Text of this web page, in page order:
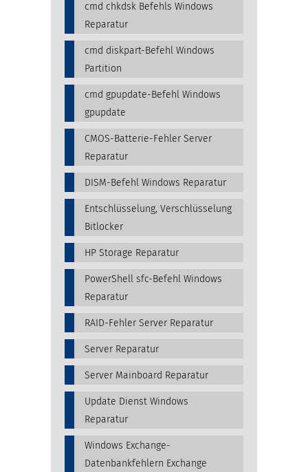
cmd chkdsk Befehls Windows
Reparatur
cmd diskpart-Befehl Windows
Partition
cmd gpupdate-Befehl Windows
gpupdate
CMOS-Batterie-Fehler Server
Reparatur
DISM-Befehl Windows Reparatur
Entschlüsselung, Verschlüsselung
Bitlocker
HP Storage Reparatur
PowerShell sfc-Befehl Windows
Reparatur
RAID-Fehler Server Reparatur
Server Reparatur
Server Mainboard Reparatur
Update Dienst Windows
Reparatur
Windows Exchange-
Datenbankfehlern Exchange